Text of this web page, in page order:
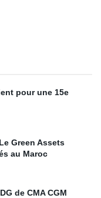
pour une 15e
Green Assets
au Maroc
de CMA CGM